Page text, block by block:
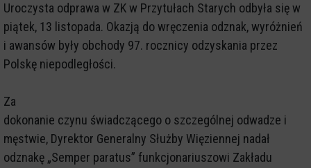
Uroczysta odprawa w ZK w Przytułach Starych odbyła się w
piątek, 13 listopada. Okazją do wręczenia odznak, wyróżnień
i awansów były obchody 97. rocznicy odzyskania przez
Polskę niepodległości.
Za
dokonanie czynu świadczącego o szczególnej odwadze i
męstwie, Dyrektor Generalny Służby Więziennej nadał
odznakę „Semper paratus” funkcjonariuszowi Zakładu